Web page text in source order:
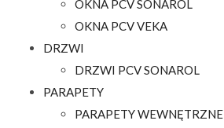
OKNA PCV SONAROL
OKNA PCV VEKA
DRZWI
DRZWI PCV SONAROL
PARAPETY
PARAPETY WEWNĘTRZNE